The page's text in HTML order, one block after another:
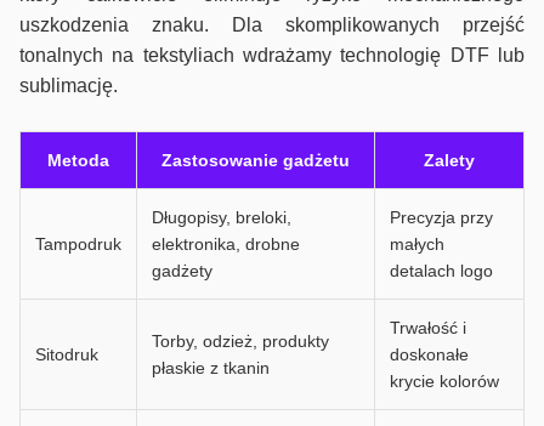
uszkodzenia znaku. Dla skomplikowanych przejść
tonalnych na tekstyliach wdrażamy technologię DTF lub
sublimację.
Metoda Zastosowanie gadżetu Zalety
Tampodruk
Długopisy, breloki,
elektronika, drobne
gadżety
Precyzja przy
małych
detalach logo
Sitodruk
Torby, odzież, produkty
płaskie z tkanin
Trwałość i
doskonałe
krycie kolorów